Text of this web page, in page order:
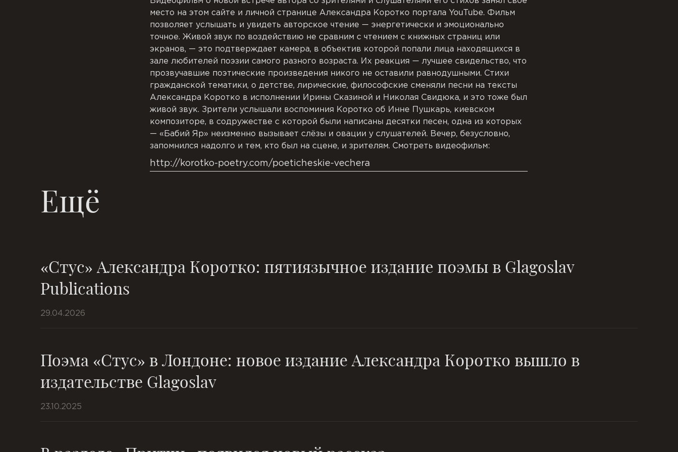
место на этом сайте и личной странице Александра Коротко портала YouTube. Фильм
позволяет услышать и увидеть авторское чтение — энергетически и эмоционально
точное. Живой звук по воздействию не сравним с чтением с книжных страниц или
экранов, — это подтверждает камера, в объектив которой попали лица находящихся в
зале любителей поэзии самого разного возраста. Их реакция — лучшее свидельство, что
прозвучавшие поэтические произведения никого не оставили равнодушными. Стихи
гражданской тематики, о детстве, лирические, философские сменяли песни на тексты
Александра Коротко в исполнении Ирины Сказиной и Николая Свидюка, и это тоже был
живой звук. Зрители услышали воспоминия Коротко об Инне Пушкарь, киевском
композиторе, в содружестве с которой были написаны десятки песен, одна из которых
— «Бабий Яр» неизменно вызывает слёзы и овации у слушателей. Вечер, безусловно,
запомнился надолго и тем, кто был на сцене, и зрителям. Смотреть видеофильм:
http://korotko-poetry.com/poeticheskie-vechera
Ещё
«Стус» Александра Коротко: пятиязычное издание поэмы в Glagoslav
Publications
29.04.2026
Поэма «Стус» в Лондоне: новое издание Александра Коротко вышло в
издательстве Glagoslav
23.10.2025